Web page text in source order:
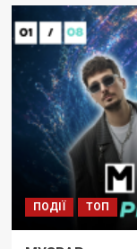
ПОДІЇ ТОП